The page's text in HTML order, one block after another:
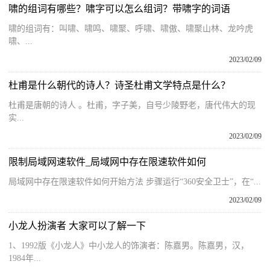
啸的组词有哪些？啸字可以怎么组词？带啸字的词语
啸的组词有：叫啸、啸鸣、啸聚、呼啸、啸傲、啸聚山林、龙吟虎
啸、...
2023/02/09
杜甫是什么朝代的诗人？诗圣杜甫文学特点是什么？
杜甫是唐朝的诗人 。杜甫，字子美，自号少陵野老，唐代伟大的现
实...
2023/02/09
限制局域网速软件_局域网中存在限速软件如何
局域网中存在限速软件如何开始方法 步骤运行“360安全卫士”，在“...
2023/02/09
小龙人扮演者 大家可以了解一下
1、1992版《小龙人》中小龙人的饰演者：陈嘉男。陈嘉男，汉，
1984年...